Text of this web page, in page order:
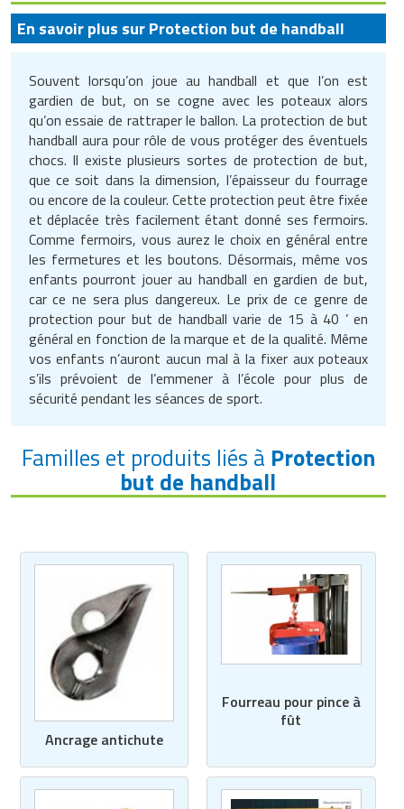
Ustensile cuisine professionnel
Vitrines pour magasin
Traitement de l'air
Trancheuse professionnelle
Transformateur électrique
Tubes et profilés
Tuyau flexible
Tuyau galvanisé
Tuyau renforcé
Ventilateurs et aération d'atelier
Tapis de bureau
Traitement des surfaces
Traitement du linge
Vestiaires et casiers
Equipements de football
Equipements pour patinage
Equipements pour roller
Equipements pour skateboard
Equipements pour stade et terrain
sportif
Jeu gymnique
Loisirs
Matériel de fitness
Matériel de musculation
Vêtement sportif
Pétrin professionnel
Plats et plateaux
Pompes à sauce
Portes commandes restaurant
Présentoir pour restaurant
Réchaud professionnel
Réfrigérateur professionnel
Restauration foraine
Robinetterie professionnelle
Sautause professionnelle
Tables de préparation réfrigérées
Ustensile de cuisine
Vaisselle restaurant
Vitrines réfrigérées
En savoir plus sur Protection but de handball
Souvent lorsqu’on joue au handball et que l’on est
gardien de but, on se cogne avec les poteaux alors
qu’on essaie de rattraper le ballon. La protection de but
handball aura pour rôle de vous protéger des éventuels
chocs. Il existe plusieurs sortes de protection de but,
que ce soit dans la dimension, l’épaisseur du fourrage
ou encore de la couleur. Cette protection peut être fixée
et déplacée très facilement étant donné ses fermoirs.
Comme fermoirs, vous aurez le choix en général entre
les fermetures et les boutons. Désormais, même vos
enfants pourront jouer au handball en gardien de but,
car ce ne sera plus dangereux. Le prix de ce genre de
protection pour but de handball varie de 15 à 40 ’ en
général en fonction de la marque et de la qualité. Même
vos enfants n’auront aucun mal à la fixer aux poteaux
s’ils prévoient de l’emmener à l’école pour plus de
sécurité pendant les séances de sport.
Familles et produits liés à Protection
but de handball
Ancrage antichute
Fourreau pour pince à
fût